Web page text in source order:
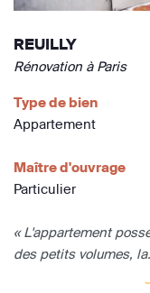
REUILLY
Rénovation à Paris
Type de bien
Appartement
Maître d'ouvrage
Particulier
« L'appartement
des petits volumes,